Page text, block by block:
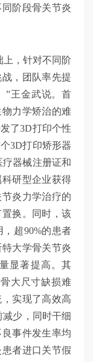
阶段骨关节炎
上，针对不同阶
，团队率先提
”王金武说。首
力学矫治的难
了3D打印个性
3D打印矫形器
器械注册证和
研型企业获得
炎力学治疗的
换。同时，该
超90%的患者
大学骨关节炎
显著提高。其
大尺寸缺损难
实现了高效高
少，同时干细
事件发生率均
者进口关节假